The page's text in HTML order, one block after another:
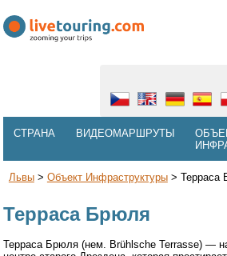
СТРАНА ВИДЕОМАРШРУТЫ
Львы> Объект Инфраструктуры> Терраса
Терраса Брюля
Терраса Брюля (нем. Brühlsche Terrasse) —